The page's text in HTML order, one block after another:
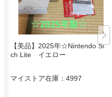
【美品】2025年☆Nintendo Swit
ch Lite イエロー
マイストア在庫： 4997